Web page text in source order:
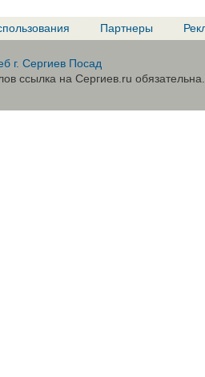
Партнеры
г. Сергиев Посад
ссылка на Сергиев.ru обязательна.